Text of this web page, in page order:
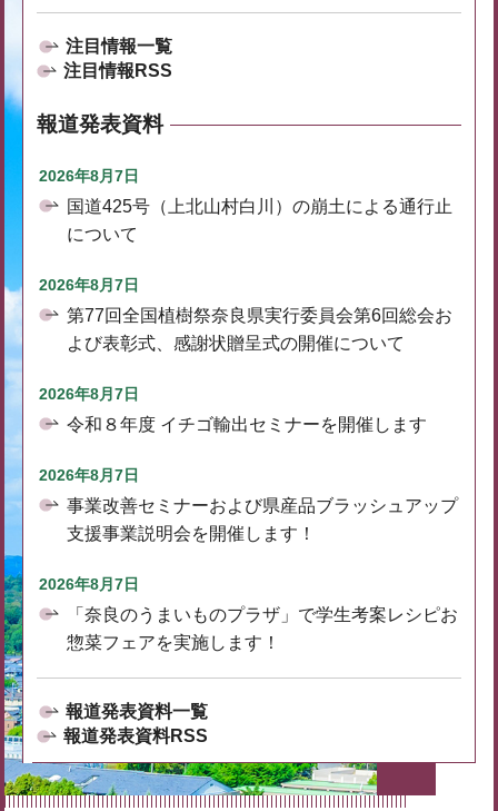
注目情報一覧
注目情報RSS
報道発表資料
2026年8月7日
国道425号（上北山村白川）の崩土による通行止
について
2026年8月7日
第77回全国植樹祭奈良県実行委員会第6回総会お
よび表彰式、感謝状贈呈式の開催について
2026年8月7日
令和８年度 イチゴ輸出セミナーを開催します
2026年8月7日
事業改善セミナーおよび県産品ブラッシュアップ
支援事業説明会を開催します！
2026年8月7日
「奈良のうまいものプラザ」で学生考案レシピお
惣菜フェアを実施します！
報道発表資料一覧
報道発表資料RSS